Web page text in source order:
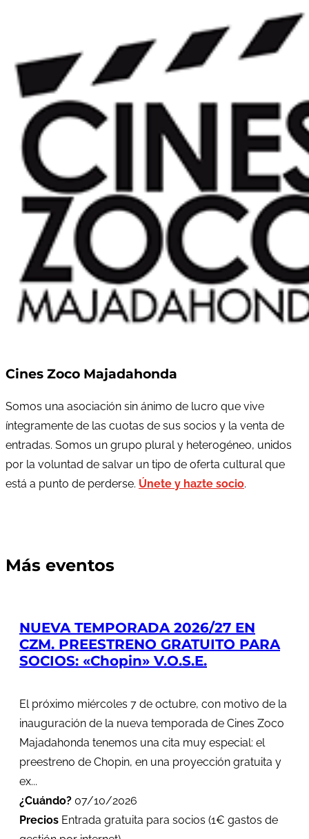
Cines Zoco Majadahonda
Somos una asociación sin ánimo de lucro que vive
íntegramente de las cuotas de sus socios y la venta de
entradas. Somos un grupo plural y heterogéneo, unidos
por la voluntad de salvar un tipo de oferta cultural que
está a punto de perderse. Únete y hazte socio.
Más eventos
NUEVA TEMPORADA 2026/27 EN
CZM. PREESTRENO GRATUITO PARA
SOCIOS: «Chopin» V.O.S.E.
El próximo miércoles 7 de octubre, con motivo de la
inauguración de la nueva temporada de Cines Zoco
Majadahonda tenemos una cita muy especial: el
preestreno de Chopin, en una proyección gratuita y
ex...
¿Cuándo? 07/10/2026
Precios Entrada gratuita para socios (1€ gastos de